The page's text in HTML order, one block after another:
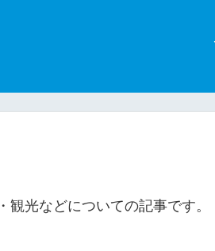
観光などについての記事です。